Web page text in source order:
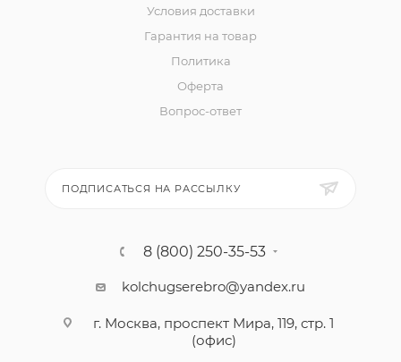
Условия доставки
Гарантия на товар
Политика
Оферта
Вопрос-ответ
ПОДПИСАТЬСЯ НА РАССЫЛКУ
8 (800) 250-35-53
kolchugserebro@yandex.ru
г. Москва, проспект Мира, 119, стр. 1
(офис)